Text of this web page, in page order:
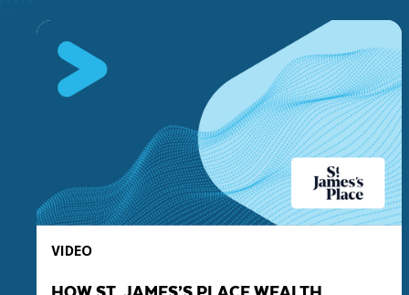
VIDEO